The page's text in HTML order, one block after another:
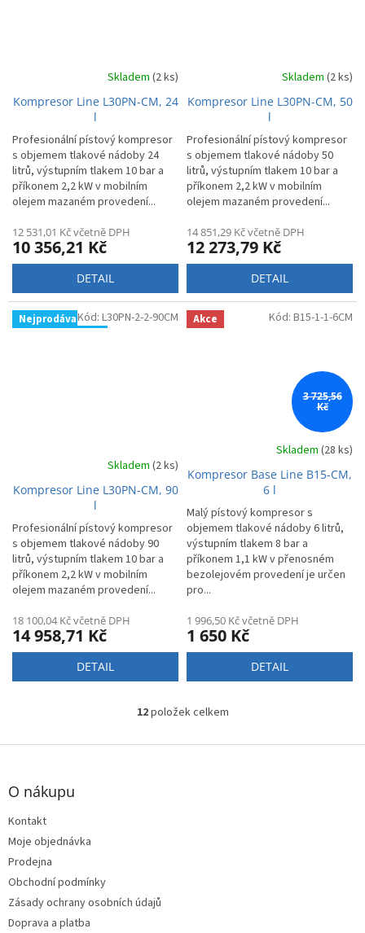
Skladem (2 ks)
Kompresor Line L30PN-CM, 24
l
Profesionální pístový kompresor
s objemem tlakové nádoby 24
litrů, výstupním tlakem 10 bar a
příkonem 2,2 kW v mobilním
olejem mazaném provedení...
12 531,01 Kč včetně DPH
10 356,21 Kč
DETAIL
Skladem (2 ks)
Kompresor Line L30PN-CM, 50
l
Profesionální pístový kompresor
s objemem tlakové nádoby 50
litrů, výstupním tlakem 10 bar a
příkonem 2,2 kW v mobilním
olejem mazaném provedení...
14 851,29 Kč včetně DPH
12 273,79 Kč
DETAIL
Nejprodávanější
Skladem (2 ks)
Kompresor Line L30PN-CM, 90
l
Profesionální pístový kompresor
s objemem tlakové nádoby 90
litrů, výstupním tlakem 10 bar a
příkonem 2,2 kW v mobilním
olejem mazaném provedení...
18 100,04 Kč včetně DPH
14 958,71 Kč
DETAIL
Kód: L30PN-2-2-90CM Akce
3 725,56
Kč
Skladem (28 ks)
Kompresor Base Line B15-CM,
6 l
Malý pístový kompresor s
objemem tlakové nádoby 6 litrů,
výstupním tlakem 8 bar a
příkonem 1,1 kW v přenosném
bezolejovém provedení je určen
pro...
1 996,50 Kč včetně DPH
1 650 Kč
DETAIL
Kód: B15-1-1-6CM
O
l
12položek celkem
Z
O nákupu
Kontakt
Moje objednávka
Prodejna
Obchodní podmínky
Zásady ochrany osobních údajů
Doprava a platba